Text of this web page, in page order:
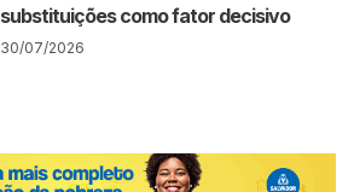
substituições como fator decisivo
30/07/2026